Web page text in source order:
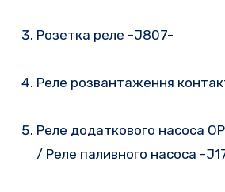
Розетка реле -J807-
Реле розвантаження
Реле додаткового насоса ОР -J496- (бензин)
/ Реле паливного насоса -